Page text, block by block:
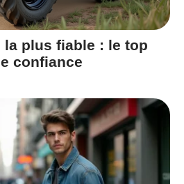
la plus fiable : le top
confiance